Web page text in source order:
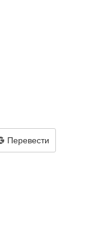
Перевести